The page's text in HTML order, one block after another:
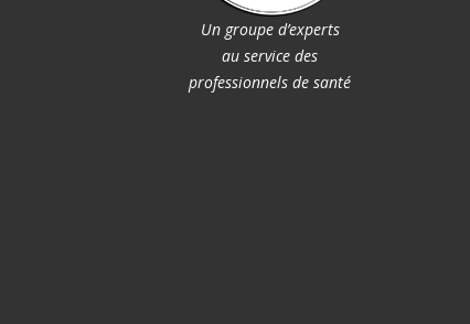
Un groupe d’experts
au service des
professionnels de santé